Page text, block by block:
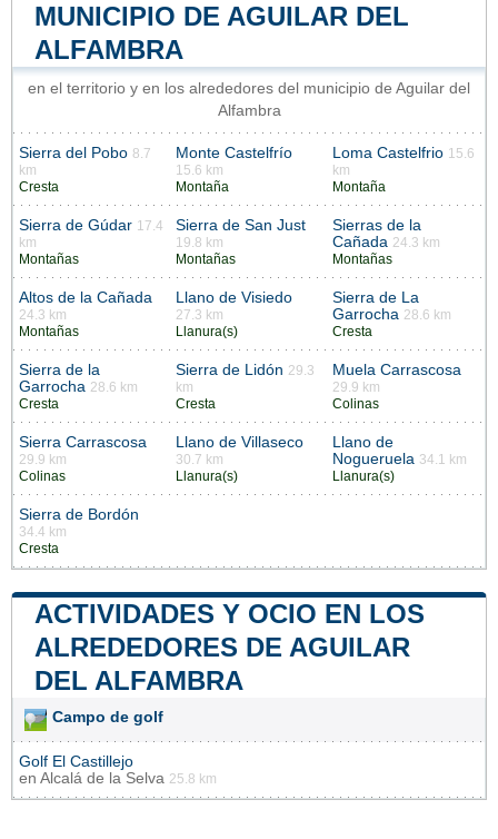
MUNICIPIO DE AGUILAR DEL
ALFAMBRA
en el territorio y en los alrededores del municipio de Aguilar del
Alfambra
Sierra del Pobo 8.7
km
Cresta
Monte Castelfrío
15.6 km
Montaña
Loma Castelfrio 15.6
km
Montaña
Sierra de Gúdar 17.4
km
Montañas
Sierra de San Just
19.8 km
Montañas
Sierras de la
Cañada 24.3 km
Montañas
Altos de la Cañada
24.3 km
Montañas
Llano de Visiedo
27.3 km
Llanura(s)
Sierra de La
Garrocha 28.6 km
Cresta
Sierra de la
Garrocha 28.6 km
Cresta
Sierra de Lidón 29.3
km
Cresta
Muela Carrascosa
29.9 km
Colinas
Sierra Carrascosa
29.9 km
Colinas
Llano de Villaseco
30.7 km
Llanura(s)
Llano de
Nogueruela 34.1 km
Llanura(s)
Sierra de Bordón
34.4 km
Cresta
ACTIVIDADES Y OCIO EN LOS
ALREDEDORES DE AGUILAR
DEL ALFAMBRA
Campo de golf
Golf El Castillejo
en Alcalá de la Selva 25.8 km